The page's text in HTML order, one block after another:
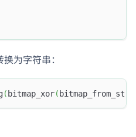
为字符串：
( bitmap_xor(